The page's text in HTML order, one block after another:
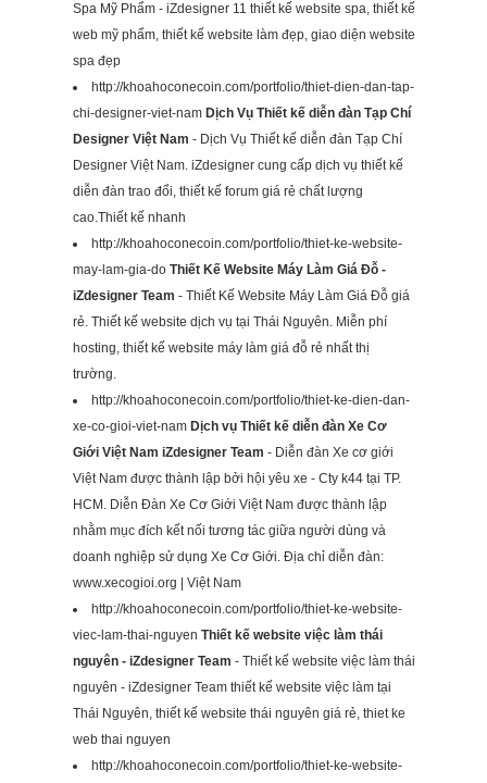
Spa Mỹ Phẩm - iZdesigner 11 thiết kế website spa, thiết kế
web mỹ phẩm, thiết kế website làm đẹp, giao diện website
spa đẹp
http://khoahoconecoin.com/portfolio/thiet-dien-dan-tap-
chi-designer-viet-nam Dịch Vụ Thiết kế diễn đàn Tạp Chí
Designer Việt Nam - Dịch Vụ Thiết kế diễn đàn Tạp Chí
Designer Việt Nam. iZdesigner cung cấp dịch vụ thiết kế
diễn đàn trao đổi, thiết kế forum giá rẻ chất lượng
cao.Thiết kế nhanh
http://khoahoconecoin.com/portfolio/thiet-ke-website-
may-lam-gia-do Thiết Kế Website Máy Làm Giá Đỗ -
iZdesigner Team - Thiết Kế Website Máy Làm Giá Đỗ giá
rẻ. Thiết kế website dịch vụ tại Thái Nguyên. Miễn phí
hosting, thiết kế website máy làm giá đỗ rẻ nhất thị
trường.
http://khoahoconecoin.com/portfolio/thiet-ke-dien-dan-
xe-co-gioi-viet-nam Dịch vụ Thiết kế diễn đàn Xe Cơ
Giới Việt Nam iZdesigner Team - Diễn đàn Xe cơ giới
Việt Nam được thành lập bởi hội yêu xe - Cty k44 tại TP.
HCM. Diễn Đàn Xe Cơ Giới Việt Nam được thành lập
nhằm mục đích kết nối tương tác giữa người dùng và
doanh nghiệp sử dụng Xe Cơ Giới. Địa chỉ diễn đàn:
www.xecogioi.org | Việt Nam
http://khoahoconecoin.com/portfolio/thiet-ke-website-
viec-lam-thai-nguyen Thiết kế website việc làm thái
nguyên - iZdesigner Team - Thiết kế website việc làm thái
nguyên - iZdesigner Team thiết kế website việc làm tại
Thái Nguyên, thiết kế website thái nguyên giá rẻ, thiet ke
web thai nguyen
http://khoahoconecoin.com/portfolio/thiet-ke-website-